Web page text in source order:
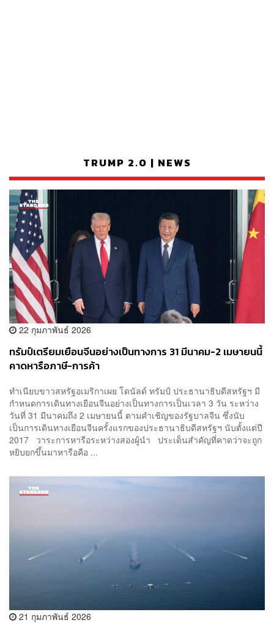
TRUMP 2.0 | NEWS
22 กุมภาพันธ์ 2026
ทรัมป์เตรียมเยือนจีนอย่างเป็นทางการ 31 มีนาคม-2 เมษายนนี้
คาดหารือภาษี-การค้า
ทำเนียบขาวสหรัฐอเมริกาเผย โดนัลด์ ทรัมป์ ประธานาธิบดีสหรัฐฯ มี
กำหนดการเดินทางเยือนจีนอย่างเป็นทางการเป็นเวลา 3 วัน ระหว่าง
วันที่ 31 มีนาคมถึง 2 เมษายนนี้ ตามคำเชิญของรัฐบาลจีน ซึ่งนับ
เป็นการเดินทางเยือนจีนครั้งแรกของประธานาธิบดีสหรัฐฯ นับตั้งแต่ปี
2017 วาระการหารือระหว่างสองผู้นำ ประเด็นสำคัญที่คาดว่าจะถูก
หยิบยกขึ้นมาหารือคือ ...
21 กุมภาพันธ์ 2026